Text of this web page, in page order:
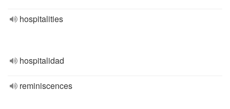
hospitalities
hospitalidad
reminiscences